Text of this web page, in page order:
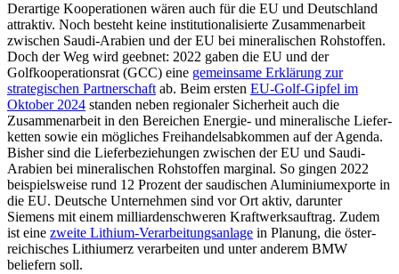
Derartige Kooperationen wären auch für die EU und Deutschland
attraktiv. Noch besteht keine institutionalisierte Zusammenarbeit
zwischen Saudi-Arabien und der EU bei mineralischen Rohstoffen.
Doch der Weg wird geebnet: 2022 gaben die EU und der
Golfkooperationsrat (GCC) eine gemein­same Erklärung zur
strategischen Partnerschaft ab. Beim ersten EU-Golf-Gipfel im
Oktober 2024 standen neben regionaler Sicherheit auch die
Zusammenarbeit in den Bereichen Energie- und mineralische Liefer­
ketten sowie ein mögliches Freihandels­abkommen auf der Agenda.
Bisher sind die Lieferbeziehungen zwischen der EU und Saudi-
Arabien bei mineralischen Rohstoffen marginal. So gingen 2022
beispielsweise rund 12 Prozent der saudischen Aluminium­exporte in
die EU. Deutsche Unter­neh­men sind vor Ort aktiv, darunter
Siemens mit einem milliardenschweren Kraftwerks­auftrag. Zudem
ist eine zweite Lithium-Verarbeitungsanlage in Planung, die öster­
reichisches Lithiumerz verarbeiten und unter anderem BMW
beliefern soll.